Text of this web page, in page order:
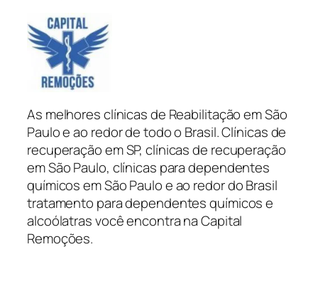
As melhores clínicas de Reabilitação em São
Paulo e ao redor de todo o Brasil. Clínicas de
recuperação em SP, clínicas de recuperação
em São Paulo, clínicas para dependentes
químicos em São Paulo e ao redor do Brasil
tratamento para dependentes químicos e
alcoólatras você encontra na Capital
Remoções.